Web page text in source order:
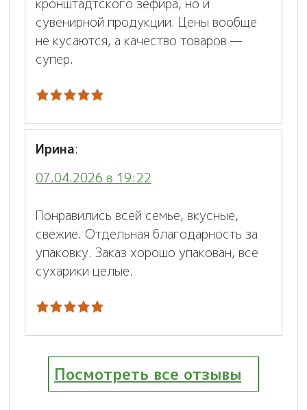
кронштадтского зефира, но и
сувенирной продукции. Цены вообще
не кусаются, а качество товаров —
супер.
Ирина:
07.04.2026 в 19:22
Понравились всей семье, вкусные,
свежие. Отдельная благодарность за
упаковку. Заказ хорошо упакован, все
сухарики целые.
Посмотреть все отзывы